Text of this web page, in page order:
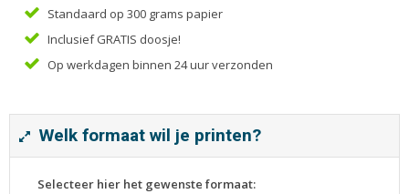
Scripties
Trouwkaarten
Tijdschriften
Verjaardagskaarten
Visitekaartjes
Standaard op 300 grams papier
Inclusief GRATIS doosje!
Op werkdagen binnen 24 uur verzonden
Welk formaat wil je printen?
Selecteer hier het gewenste formaat: